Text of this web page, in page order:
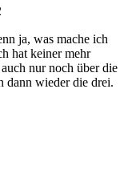
ja, was mache ich
hat keiner mehr
nur noch über die
dann wieder die drei.